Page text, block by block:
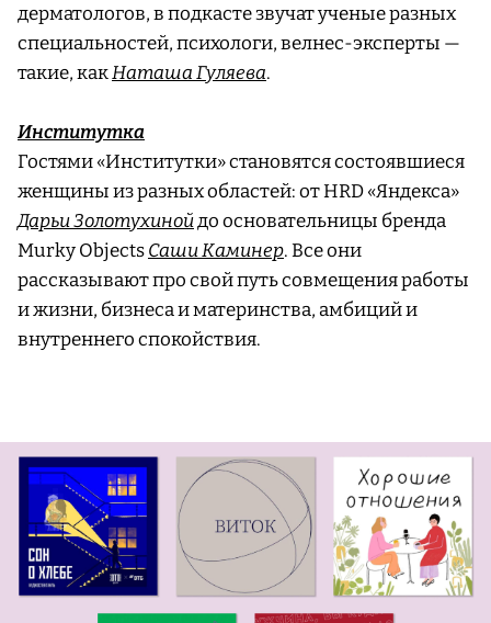
дерматологов, в подкасте звучат ученые разных
специальностей, психологи, велнес-эксперты —
такие, какНаташа Гуляева.
Институтка
Гостями «Институтки» становятся состоявшиеся
женщины из разных областей: от HRD «Яндекса»
Дарьи Золотухинойдо основательницы бренда
Murky ObjectsСаши Каминер. Все они
рассказывают про свой путь совмещения работы
и жизни, бизнеса и материнства, амбиций и
внутреннего спокойствия.